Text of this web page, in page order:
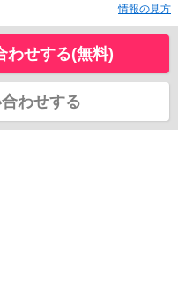
情報の見方
わせする(無料)
わせする